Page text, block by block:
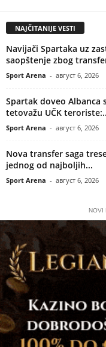
NAJČITANIJE VESTI
Navijači Spartaka uz
saopštenje zbog
Sport Arena - август 6, 2026
Spartak doveo Albanca
tetovažu UČK
Sport Arena - август 6, 2026
Nova transfer saga
jednog od najboljih...
Sport Arena - август 6, 2026
NOVI